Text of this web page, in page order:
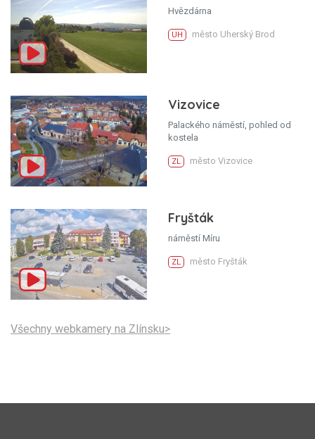
Hvězdárna
UH město Uherský Brod
Vizovice
Palackého náměstí, pohled od
kostela
ZL město Vizovice
Fryšták
náměstí Míru
ZL město Fryšták
Všechny webkamery na Zlínsku>